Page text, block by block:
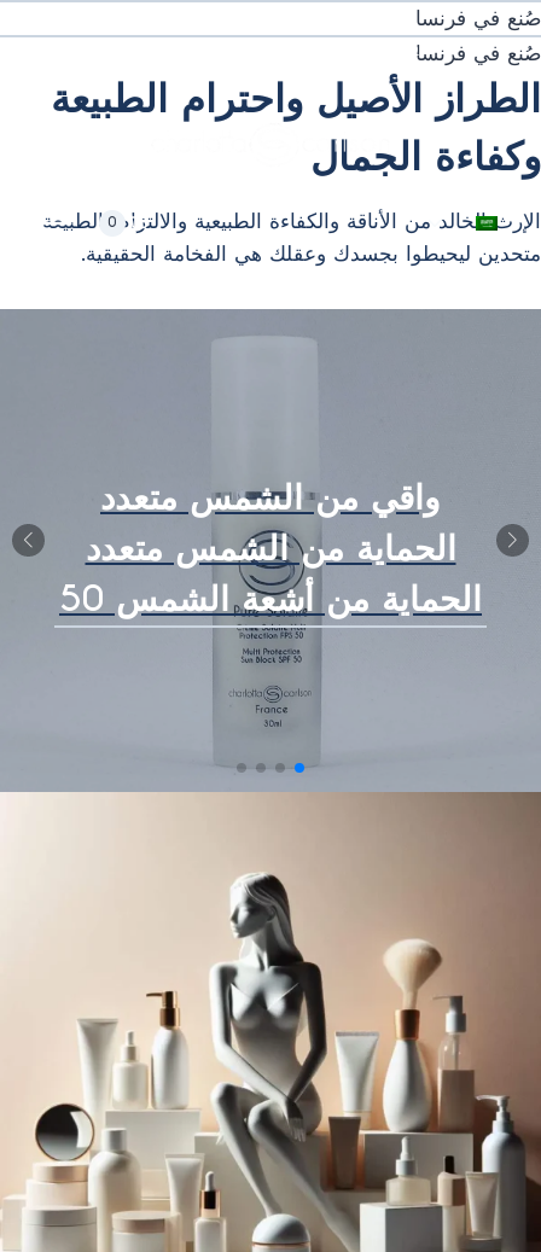
تخطي
إلى
المحتوى
شحن دولي مجاني من الحد الأدنى للشراء. ⚡
تبديل
القائمة
الفرعية
0
صُنع في فرنسا
صُنع في فرنسا
الطراز الأصيل واحترام الطبيعة
وكفاءة الجمال
الإرث الخالد من الأناقة والكفاءة الطبيعية والالتزام بالطبيعة
متحدين ليحيطوا بجسدك وعقلك هي الفخامة الحقيقية.
واقي من الشمس متعدد
الحماية من الشمس متعدد
الحماية من أشعة الشمس 50